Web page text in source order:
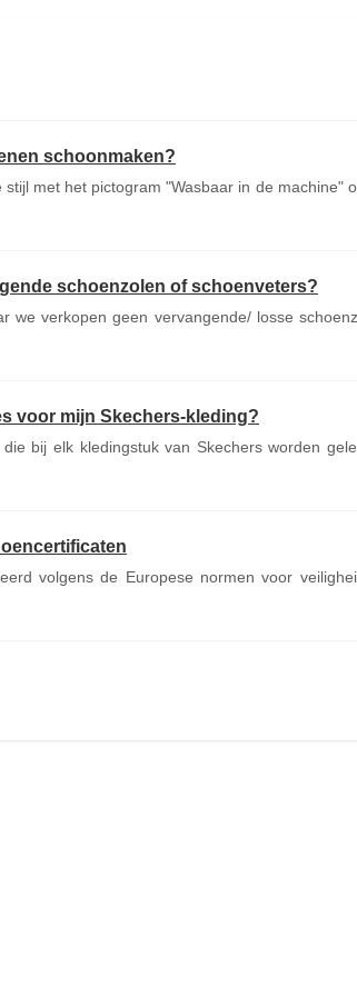
schoonmaken?
met het pictogram "Wasbaar in de machine"
schoenzolen of schoenveters?
we verkopen geen vervangende/ losse
voor mijn Skechers-kleding?
bij elk kledingstuk van Skechers worden
volgens de Europese normen voor